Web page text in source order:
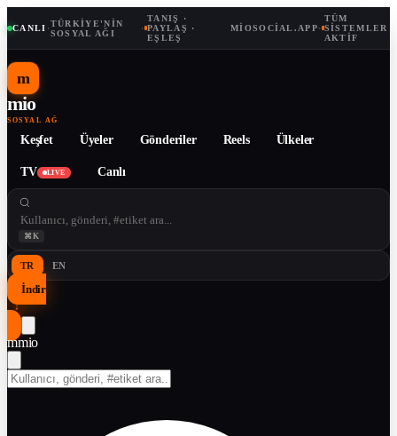
CANLI ·TÜRKIYE'NIN
SOSYAL AĞI
·
TANIŞ ·
PAYLAŞ ·
EŞLEŞ
MIOSOCIAL.APP·
TÜM
SISTEMLER
AKTIF
m
mio
SOSYAL AĞ
Keşfet Üyeler Gönderiler Reels Ülkeler
TV LIVE Canlı
⌘K
TR EN
İndir
↓
mmio